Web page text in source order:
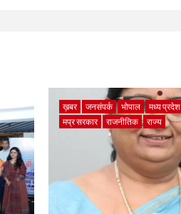
ख़बर जनसंपर्क भोपाल
मध्य प्रदेश
मप्र सरकार
राजनीतिक राज्य